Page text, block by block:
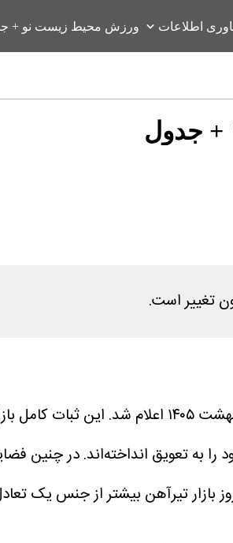
اطلاعات ورزش محیط زیست نو +
به نقل از تجارت نیوز، قیمت تیرآهن امروز
به تعویق انداخته‌اند. در چنین
بازار تیرآهن بیشتر از جنس یک